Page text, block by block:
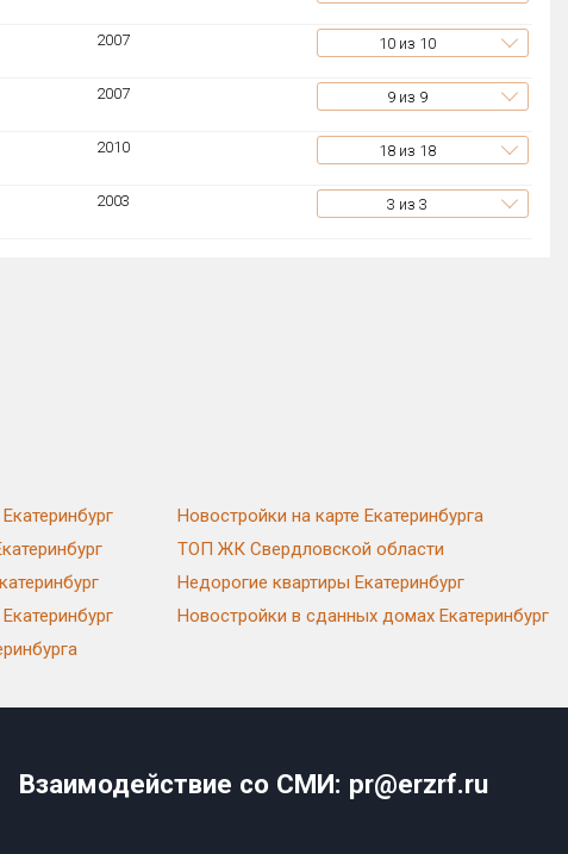
2007 10из 10
2007 9из 9
2010 18из 18
2003 3 из 3
Новостройки на карте Екатеринбурга
ТОП ЖК Свердловской области
Недорогие квартиры Екатеринбург
Новостройки в сданных домах Екатеринбург
Взаимодействие со СМИ: pr@erzrf.ru